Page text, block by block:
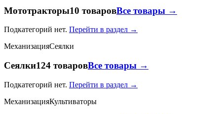
Мототракторы10 товаровВсе товары →
Подкатегорий нет. Перейти в раздел →
МеханизацияСеялки
Сеялки124 товаровВсе товары →
Подкатегорий нет. Перейти в раздел →
МеханизацияКультиваторы